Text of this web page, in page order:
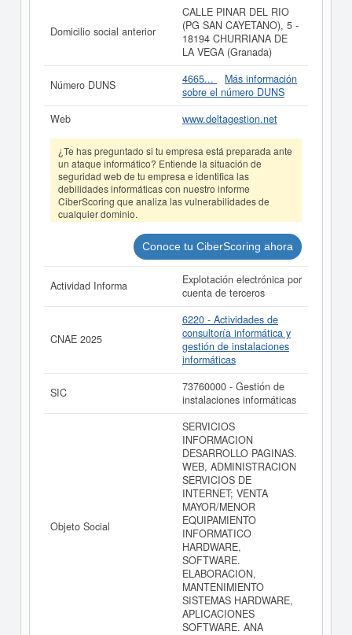
consultoría informática y gestión de instalaciones
informáticas. La empresaDELTA GESTION Y
COMUNICACIONES SL
se encuentra en la clasificación
SIC correspondiente a la actividad 73760000. La ficha
contabiliza un total de 58 consultas. La última
visualización es del 07/05/2026. Esta empresa y otras
similiares pueden aspirar a algunas subvenciones.
Descubra a cuales desde aquí. Su capital se sitúa
alrededor de 3.100 a 60.000 €. El número de actos
publicados en el BORME sobre esta empresa es de 8 y
figura en el Registro Mercantil de Granada.
Si está interesado en conocer más datos de la empresa
DELTA GESTION Y COMUNICACIONES SL puede
acceder inmediatamente a este Informe ampliado
DELTA GESTION Y COMUNICACIONES SL y consultar
los resultados de sus años de actividad, así como los
balances y cuentas de resultados disponibles.
La última actualización del informe de empresa se ha
realizado el 16/10/2025.
Domicilio social anterior
CALLE PINAR DEL RIO
(PG SAN CAYETANO), 5 -
18194 CHURRIANA DE
LA VEGA (Granada)
Número DUNS 4665...
Más información
sobre el número DUNS
Web
www.deltagestion.net
¿Te has preguntado si tu empresa está preparada ante
un ataque informático? Entiende la situación de
seguridad web de tu empresa e identifica las
debilidades informáticas con nuestro informe
CiberScoring que analiza las vulnerabilidades de
cualquier dominio.
Conoce tu CiberScoring ahora
Actividad Informa
Explotación electrónica por
cuenta de terceros
CNAE 2025
6220 - Actividades de
consultoría informática y
gestión de instalaciones
informáticas
SIC
73760000 - Gestión de
instalaciones informáticas
Objeto Social
SERVICIOS
INFORMACION
DESARROLLO PAGINAS.
WEB, ADMINISTRACION
SERVICIOS DE
INTERNET; VENTA
MAYOR/MENOR
EQUIPAMIENTO
INFORMATICO
HARDWARE,
SOFTWARE.
ELABORACION,
MANTENIMIENTO
SISTEMAS HARDWARE,
APLICACIONES
SOFTWARE. ANA